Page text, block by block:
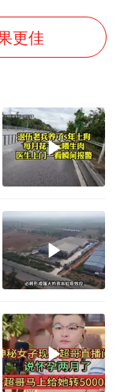
法国将禁止“未经同意的电话营销”
电费会更低吗
部带头休假
楼”读数爆表
东方甄选被判赔偿江小白30万元
挑大梁
更佳